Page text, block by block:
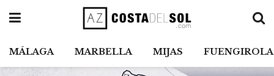
MÁLAGA MARBELLA MIJAS FUENGIROLA